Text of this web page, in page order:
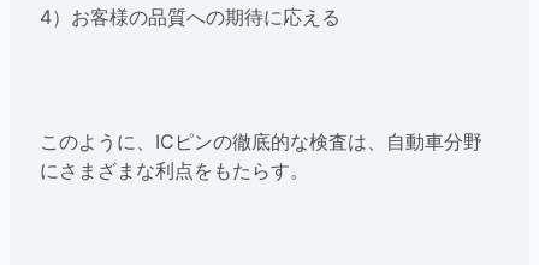
4）お客様の品質への期待に応える
このように、ICピンの徹底的な検査は、自動車分野
にさまざまな利点をもたらす。